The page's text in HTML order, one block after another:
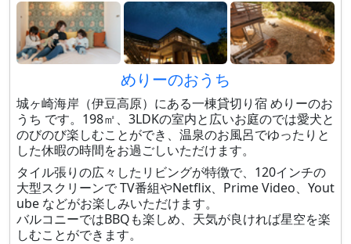
めりーのおうち
城ヶ崎海岸（伊豆高原）にある一棟貸切り宿 めりーのお
うち です。198㎡、3LDKの室内と広いお庭のでは愛犬と
のびのび楽しむことができ、温泉のお風呂でゆったりと
した休暇の時間をお過ごしいただけます。
タイル張りの広々したリビングが特徴で、120インチの
大型スクリーンで TV番組やNetflix、Prime Video、Yout
ube などがお楽しみいただけます。
バルコニーではBBQも楽しめ、天気が良ければ星空を楽
しむことができます。